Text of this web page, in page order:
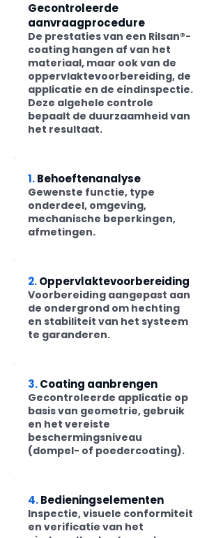
Gecontroleerde
aanvraagprocedure
De prestaties van een Rilsan®-
coating hangen af van het
materiaal, maar ook van de
oppervlaktevoorbereiding, de
applicatie en de eindinspectie.
Deze algehele controle
bepaalt de duurzaamheid van
het resultaat.
1.Behoeftenanalyse
Gewenste functie, type
onderdeel, omgeving,
mechanische beperkingen,
afmetingen.
2.Oppervlaktevoorbereiding
Voorbereiding aangepast aan
de ondergrond om hechting
en stabiliteit van het systeem
te garanderen.
3.Coating aanbrengen
Gecontroleerde applicatie op
basis van geometrie, gebruik
en het vereiste
beschermingsniveau
(dompel- of poedercoating).
4.Bedieningselementen
Inspectie, visuele conformiteit
en verificatie van het